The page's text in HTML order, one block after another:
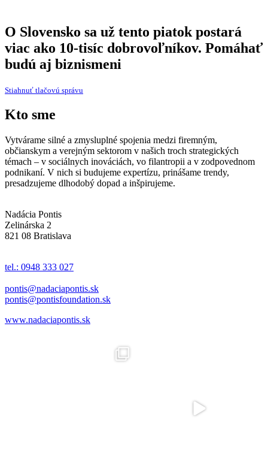
O Slovensko sa už tento piatok postará
viac ako 10-tisíc dobrovoľníkov. Pomáhať
budú aj biznismeni
Stiahnuť tlačovú správu
Kto sme
Vytvárame silné a zmysluplné spojenia medzi firemným,
občianskym a verejným sektorom v našich troch strategických
témach – v sociálnych inováciách, vo filantropii a v zodpovednom
podnikaní. V nich si budujeme expertízu, prinášame trendy,
presadzujeme dlhodobý dopad a inšpirujeme.
Nadácia Pontis
Zelinárska 2
821 08 Bratislava
tel.: 0948 333 027
pontis@nadaciapontis.sk
pontis@pontisfoundation.sk
www.nadaciapontis.sk